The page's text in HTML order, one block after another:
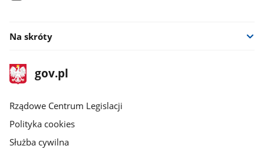
Na skróty
stopka
gov.plStrona
gov.pl
Rządowe Centrum Legislacji
Polityka cookies
Służba cywilna